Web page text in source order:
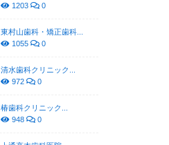
1203
0
東村山歯科・矯正歯科...
1055
0
清水歯科クリニック...
972
0
椿歯科クリニック...
948
0